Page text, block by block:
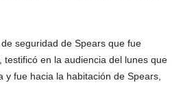
seguridad de Spears que fue
testificó en la audiencia del lunes que
y fue hacia la habitación de Spears,